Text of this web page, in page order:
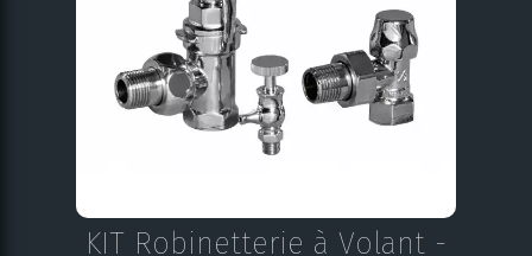
KIT Robinetterie à Volant -